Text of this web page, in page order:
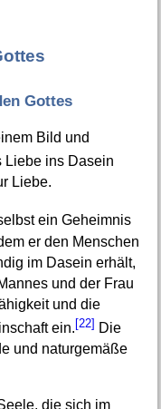
Gottes
Bild und
Liebe ins Dasein
Liebe.
ein Geheimnis
er den Menschen
im Dasein erhält,
und der Frau
und die
ein.[22] Die
und naturgemäße
die sich im